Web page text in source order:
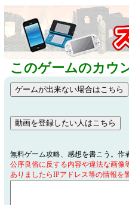
このゲームのカウ
無料ゲーム攻略、感想を書こう。作
公序良俗に反する内容や違法な画像
ありましたらIPアドレス等の情報を